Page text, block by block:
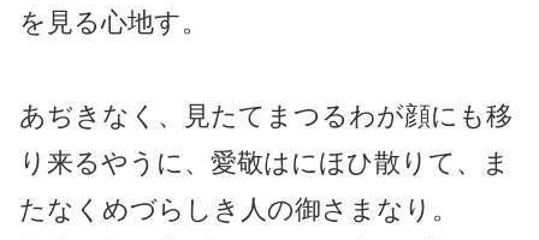
を見る心地す。
あぢきなく、見たてまつるわが顔にも移
り来るやうに、愛敬はにほひ散りて、ま
たなくめづらしき人の御さまなり。